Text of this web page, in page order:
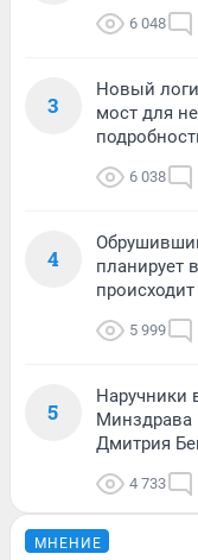
6 048
3
Новый
мост для
6 038
4
планирует
5 999
5
Наручники
Минздрава
Дмитрия
4 733
МНЕНИЕ